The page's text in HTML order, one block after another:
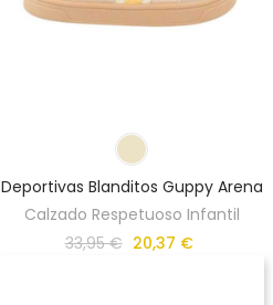
Deportivas Blanditos Guppy Arena
Calzado Respetuoso Infantil
33,95 € 20,37 €